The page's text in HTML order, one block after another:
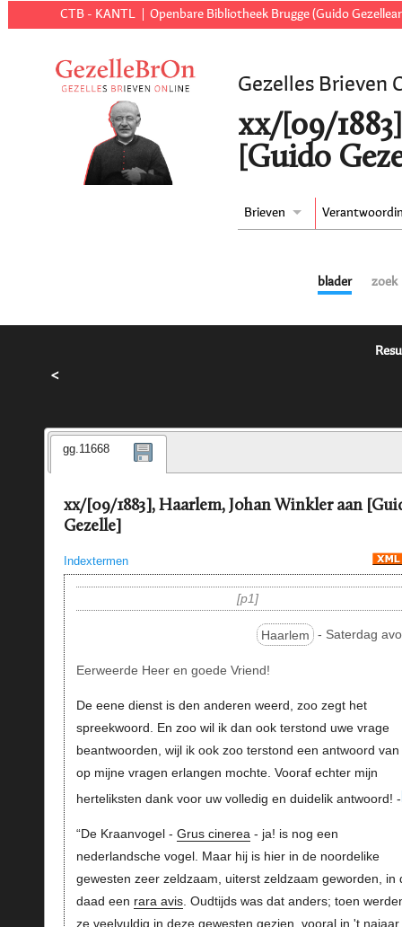
CTB - KANTL Openbare Bibliotheek Brugge (Guido
Gezelles Brieven
xx/[09/
[Guido
Brieven
blader zoek
<
gg.11668
xx/[09/1883], Haarlem, Johan Winkler aan
Gezelle]
Indextermen
p1
Haarlem - Saterdag
Eerweerde Heer en goede Vriend!
De eene dienst is den anderen weerd, zoo zegt het
spreekwoord. En zoo wil ik dan ook terstond uwe vrage
beantwoorden, wijl ik ook zoo terstond een antwoord van
op mijne vragen erlangen mochte. Vooraf echter mijn
herteliksten dank voor uw volledig en duidelik antwoord! -
“De Kraanvogel - Grus cinerea - ja! is nog een
nederlandsche vogel. Maar hij is hier in de noordelike
gewesten zeer zeldzaam, uiterst zeldzaam geworden, in
daad een rara avis. Oudtijds was dat anders; toen
ze veelvuldig in deze gewesten gezien, vooral in 't najaar